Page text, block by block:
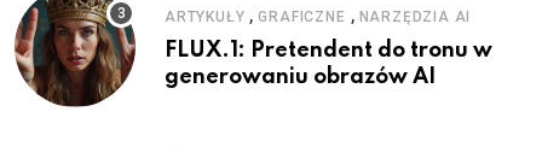
ARTYKUŁY ,GRAFICZNE , NARZĘDZIA AI
FLUX.1: Pretendent do tronu w
generowaniu obrazów AI